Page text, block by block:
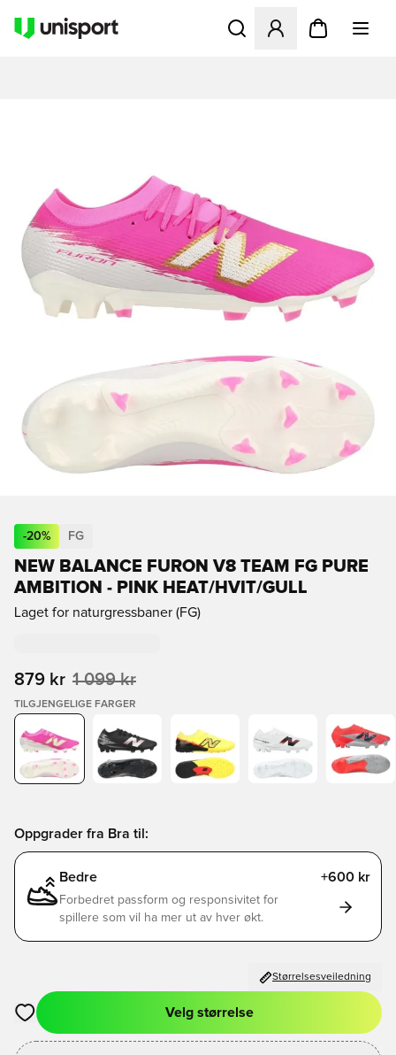
Åpner en Modal for å
-20% FG
NEW BALANCE FURON V8 TEAM FG PURE
AMBITION - PINK HEAT/HVIT/GULL
Laget for naturgressbaner (FG)
879 kr 1 099 kr
TILGJENGELIGE FARGER
Oppgrader fra Bra til:
Bedre +600 kr
Forbedret passform og responsivitet for
spillere som vil ha mer ut av hver økt.
Størrelsesveiledning
Åpner en Modal for å logge inn eller registrere deg som
Velg størrelse